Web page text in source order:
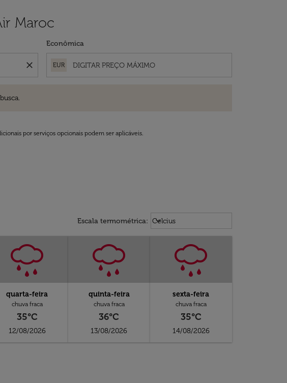
Maroc
close
Econômica
EUR
por serviços opcionais podem ser aplicáveis.
Escala termométrica: Weather unit option Celcius
Celcius
keyboard_arrow_down
quarta-feira
chuva fraca
35°C
12/08/2026
quinta-feira
chuva fraca
36°C
13/08/2026
sexta-feira
chuva fraca
35°C
14/08/2026